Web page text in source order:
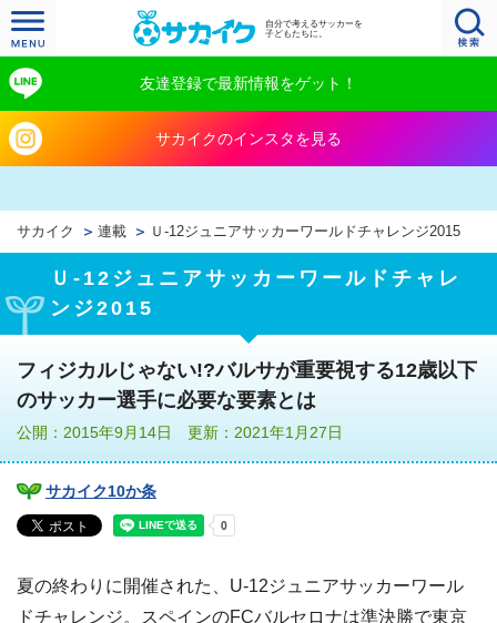
自分で考えるサッカーを
子どもたちに。
友達登録で最新情報をゲット！
サカイクのインスタを見る
サカイク 連載 Ｕ‐12ジュニアサッカーワールドチャレンジ2015
Ｕ‐12ジュニアサッカーワールドチャレ
ンジ2015
フィジカルじゃない!?バルサが重要視する12歳以下
のサッカー選手に必要な要素とは
公開：2015年9月14日 更新：2021年1月27日
サカイク10か条
夏の終わりに開催された、U-12ジュニアサッカーワール
ドチャレンジ。スペインのFCバルセロナは準決勝で東京